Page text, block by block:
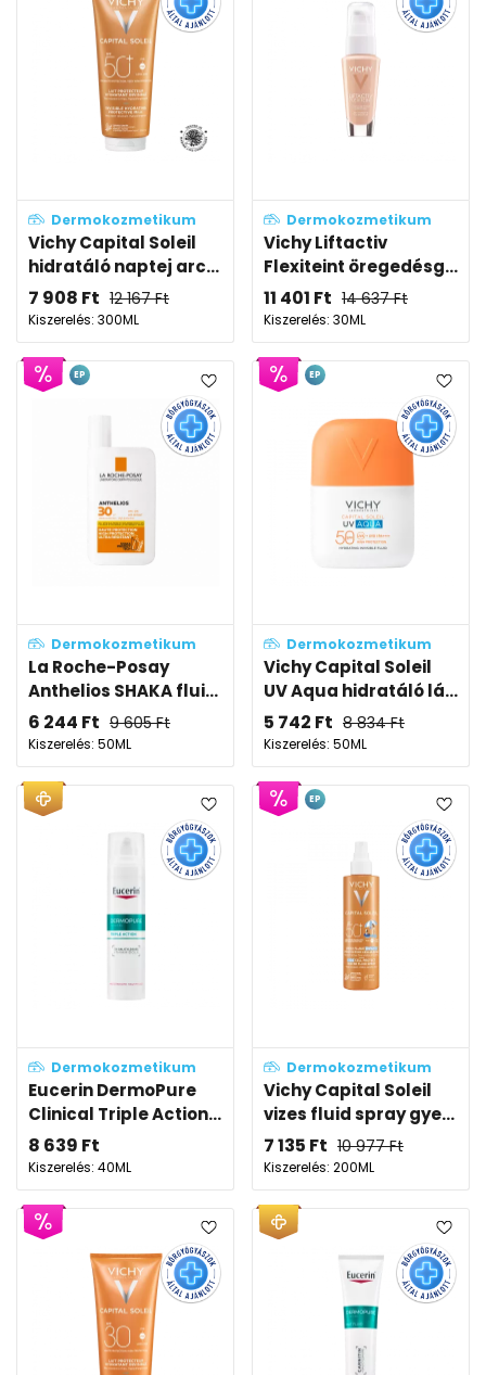
Dermokozmetikum
Vichy Capital Soleil
hidratáló naptej arc...
7 908 Ft 12 167Ft
Kiszerelés: 300ML
Dermokozmetikum
Vichy Liftactiv
Flexiteint öregedésg...
11 401 Ft 14 637Ft
Kiszerelés: 30ML
Dermokozmetikum
La Roche-Posay
Anthelios SHAKA flui...
6 244 Ft 9 605Ft
Kiszerelés: 50ML
EP
Dermokozmetikum
Vichy Capital Soleil
UV Aqua hidratáló lá...
5 742 Ft 8 834Ft
Kiszerelés: 50ML
EP
Dermokozmetikum
Eucerin DermoPure
Clinical Triple Action...
8 639 Ft
Kiszerelés: 40ML
Dermokozmetikum
Vichy Capital Soleil
vizes fluid spray gye...
7 135 Ft 10 977Ft
Kiszerelés: 200ML
EP